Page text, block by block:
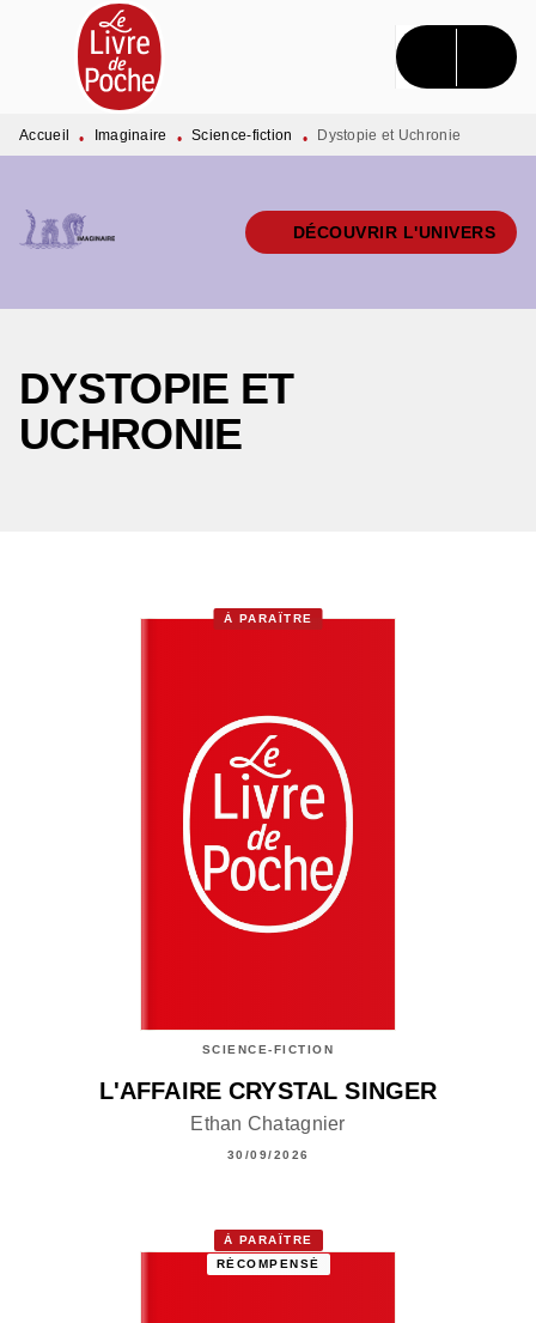
MENU RECHERCHE CONTENU
PIED DE PAGE
Accueil • Imaginaire • Science-fiction • Dystopie et Uchronie
DÉCOUVRIR L'UNIVERS
DYSTOPIE ET
UCHRONIE
À PARAÎTRE
SCIENCE-FICTION
L'AFFAIRE CRYSTAL SINGER
Ethan Chatagnier
30/09/2026
À PARAÎTRE
RÉCOMPENSÉ